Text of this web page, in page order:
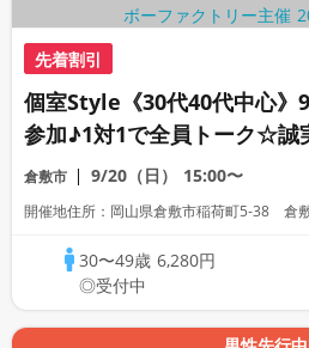
先着割引
個室Style《30代40代中心》
参加♪1対1で全員トーク☆誠
活パーティー
倉敷市 9/20（日） 15:00〜
開催地住所：岡山県倉敷市稲荷町5‐38 倉
30〜49歳 6,280円
◎受付中